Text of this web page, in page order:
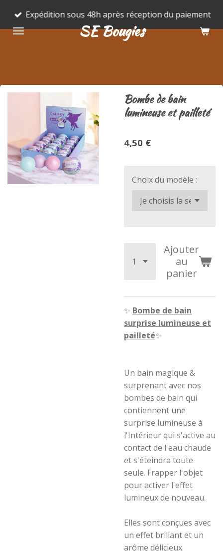
Passer
contenu
SE Bougies
Expédition sous 48h après réception du paiement
Bombe de bain
lumineuse et pailleté
4,50 €
Choix du modèle :
Ajouter
au
panier
✨ Bombe de bain
surprise lumineuse et
pailleté✨
Un bain magique &
surprenant avec nos
bombes de bain qui
contiennent une
surprise lumineuse à
l'Intérieur qui s'active au
contact de l'eau chaude
et s'éteindra toute
seule. Frapper l'objet
pour activer l'effet
lumineux de nouveau.
Elles sont conçues avec
un effet brillant et un
arôme délicieux.